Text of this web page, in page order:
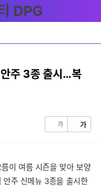
주 3종 출시…복
가 가
이 여름 시즌을 맞아 보양
안주 신메뉴 3종을 출시한